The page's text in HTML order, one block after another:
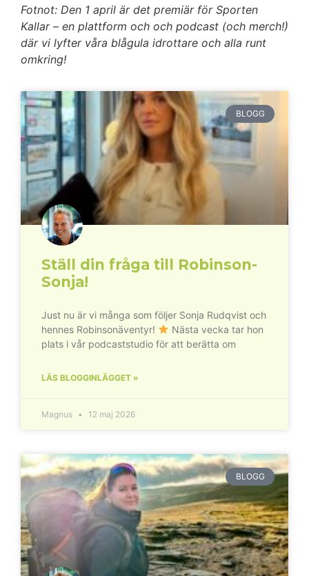
Fotnot: Den 1 april är det premiär för Sporten
Kallar – en plattform och och podcast (och merch!)
där vi lyfter våra blågula idrottare och alla runt
omkring!
BLOGG
Ställ din fråga till Robinson-
Sonja!
Just nu är vi många som följer Sonja Rudqvist och
hennes Robinsonäventyr!
Nästa vecka tar hon
plats i vår podcaststudio för att berätta om
LÄS BLOGGINLÄGGET »
Magnus 12 maj 2026
BLOGG